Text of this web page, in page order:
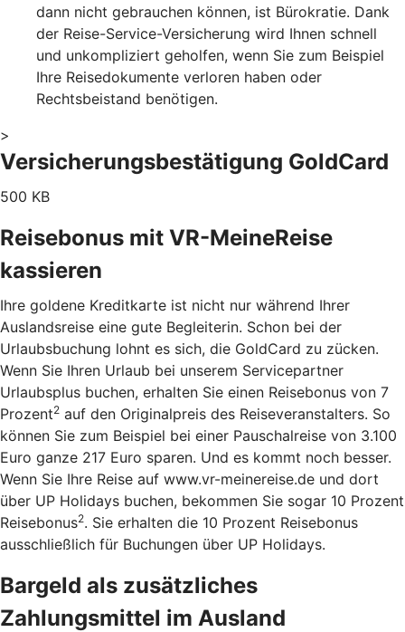
dann nicht gebrauchen können, ist Bürokratie. Dank
der Reise-Service-Versicherung wird Ihnen schnell
und unkompliziert geholfen, wenn Sie zum Beispiel
Ihre Reisedokumente verloren haben oder
Rechtsbeistand benötigen.
>
Versicherungsbestätigung GoldCard
500 KB
Reisebonus mit VR-MeineReise
kassieren
Ihre goldene Kreditkarte ist nicht nur während Ihrer
Auslandsreise eine gute Begleiterin. Schon bei der
Urlaubsbuchung lohnt es sich, die GoldCard zu zücken.
Wenn Sie Ihren Urlaub bei unserem Servicepartner
Urlaubsplus buchen, erhalten Sie einen Reisebonus von 7
Prozent2 auf den Originalpreis des Reiseveranstalters. So
können Sie zum Beispiel bei einer Pauschalreise von 3.100
Euro ganze 217 Euro sparen. Und es kommt noch besser.
Wenn Sie Ihre Reise auf www.vr-meinereise.de und dort
über UP Holidays buchen, bekommen Sie sogar 10 Prozent
Reisebonus2. Sie erhalten die 10 Prozent Reisebonus
ausschließlich für Buchungen über UP Holidays.
Bargeld als zusätzliches
Zahlungsmittel im Ausland